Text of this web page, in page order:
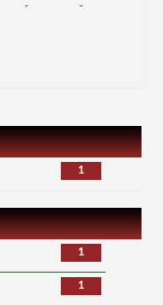
- -
1
1
1